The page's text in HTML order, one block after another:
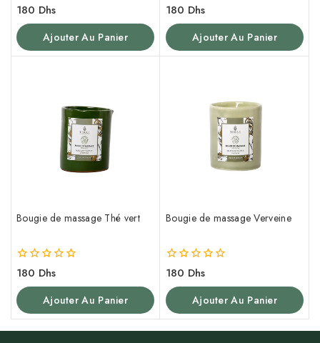
0
5
180 Dhs
Ajouter Au Panier
0
5
180 Dhs
Ajouter Au Panier
Bougie de massage Thé vert
0
5
180 Dhs
Ajouter Au Panier
Bougie de massage Verveine
0
5
180 Dhs
Ajouter Au Panier